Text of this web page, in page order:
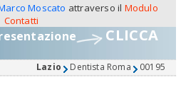
Moscato attraverso il Modulo
Contatti
CLICCA
Lazio Dentista Roma 00195